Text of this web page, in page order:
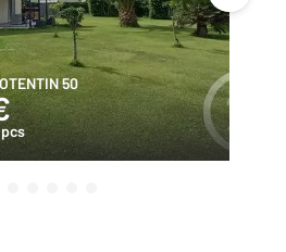
50
pcs